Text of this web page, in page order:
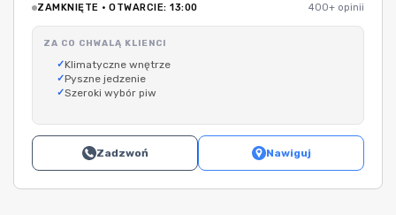
ZAMKNIĘTE · OTWARCIE: 13:00 400+ opinii
ZA CO CHWALĄ KLIENCI
Klimatyczne wnętrze
Pyszne jedzenie
Szeroki wybór piw
Zadzwoń Nawiguj